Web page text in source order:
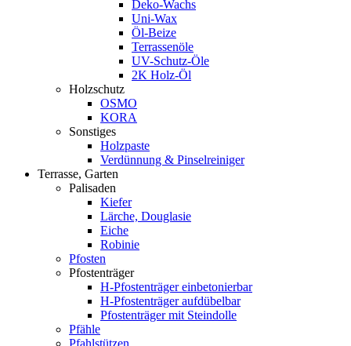
Deko-Wachs
Uni-Wax
Öl-Beize
Terrassenöle
UV-Schutz-Öle
2K Holz-Öl
Holzschutz
OSMO
KORA
Sonstiges
Holzpaste
Verdünnung & Pinselreiniger
Terrasse, Garten
Palisaden
Kiefer
Lärche, Douglasie
Eiche
Robinie
Pfosten
Pfostenträger
H-Pfostenträger einbetonierbar
H-Pfostenträger aufdübelbar
Pfostenträger mit Steindolle
Pfähle
Pfahlstützen